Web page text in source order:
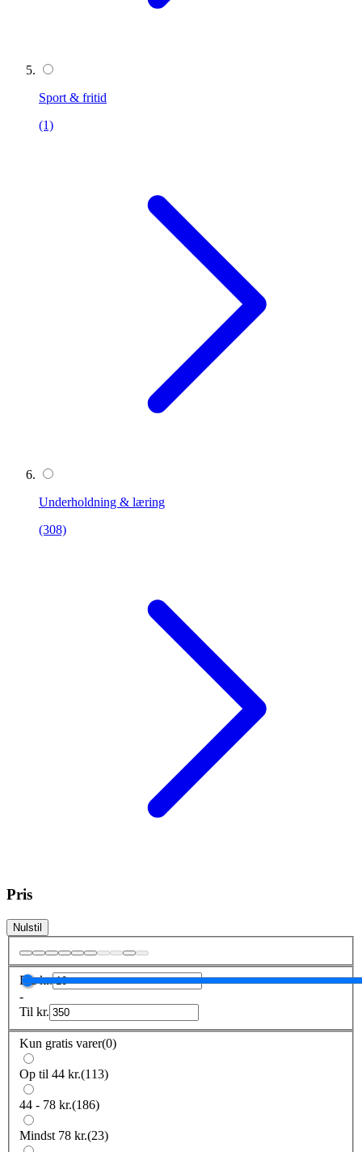
Sport & fritid
(1)
Underholdning & læring
(308)
Pris
Nulstil
Frakr.
-
Til kr.
Kun gratis varer(0)
Op til 44 kr.(113)
44 - 78 kr.(186)
Mindst 78 kr.(23)